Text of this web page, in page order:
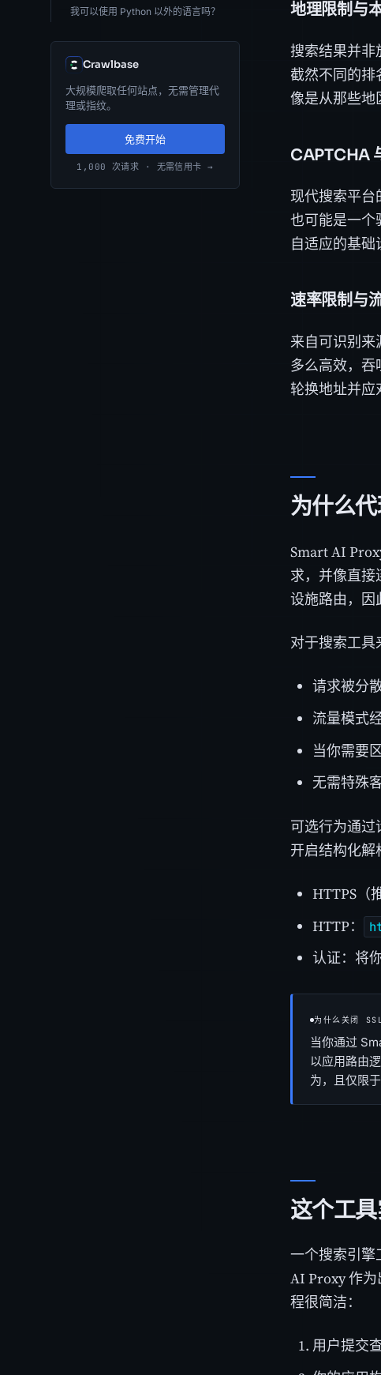
我可以使用 Python 以外的语言吗？
Crawlbase
大规模爬取任何站点，无需管理代
理或指纹。
免费开始
1,000 次请求 · 无需信用卡 →
地理限制与
搜索结果并非
截然不同的
像是从那些地
CAPTCHA
现代搜索平台
也可能是一个
自适应的基础
速率限制与
来自可识别来
多么高效，吞
轮换地址并应
为什么
Smart AI
求，并像直
设施路由，因
对于搜索工具
请求被分
流量模式
当你需要
无需特殊
可选行为通过
开启结构化解
HTTPS（
HTTP：
认证：将
为什么关闭
当你通过
以应用路由
为，且仅限
这个工
一个搜索引擎
AI Proxy 作
程很简洁：
用户提交查